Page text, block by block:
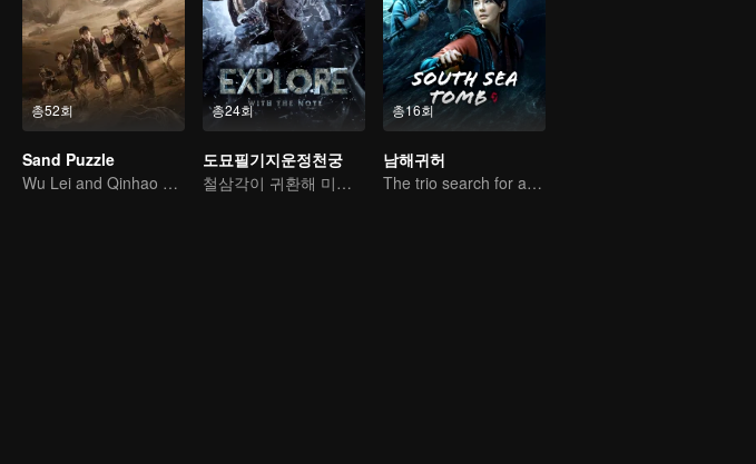
총52회
Sand Puzzle
Wu Lei and Qinhao opens their adventure tour.
총24회
도묘필기지운정천궁
철삼각이 귀환해 미스터리를 해결한다
총16회
남해귀허
The trio search for a national treasure in the sea